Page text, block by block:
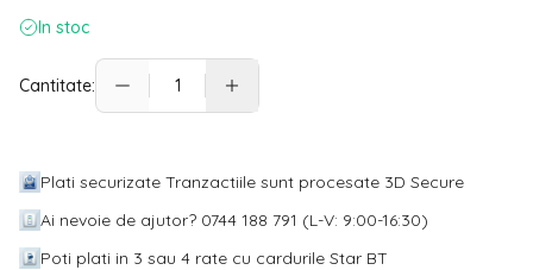
In stoc
Cantitate:
Plati securizate Tranzactiile sunt procesate 3D Secure
Ai nevoie de ajutor? 0744 188 791 (L-V: 9:00-16:30)
Poti plati in 3 sau 4 rate cu cardurile Star BT